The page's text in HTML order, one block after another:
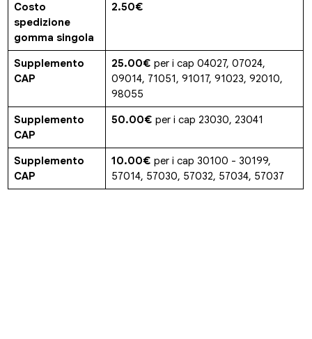
Costo
spedizione
gomma singola
2.50€
Supplemento
CAP
25.00€ per i cap 04027, 07024,
09014, 71051, 91017, 91023, 92010,
98055
Supplemento
CAP
50.00€ per i cap 23030, 23041
Supplemento
CAP
10.00€ per i cap 30100 - 30199,
57014, 57030, 57032, 57034, 57037